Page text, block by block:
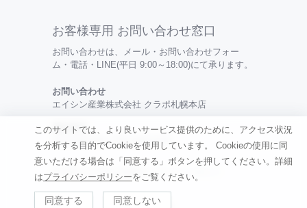
お客様専用 お問い合わせ窓口
お問い合わせは、メール・お問い合わせフォー
ム・電話・LINE(平日 9:00～18:00)にて承ります。
お問い合わせ
エイシン産業株式会社 クラポ札幌本店
電話番号
0120-099-456 / 050-3494-0315
特定商取引法の表記 | 利用規約 |プライバシーポリシー
©Renkau
このサイトでは、より良いサービス提供のために、アクセス状況
を分析する目的でCookieを使用しています。
Cookieの使用に同
意いただける場合は「同意する」ボタンを押してください。詳細
はプライバシーポリシーをご覧ください。
同意する 同意しない